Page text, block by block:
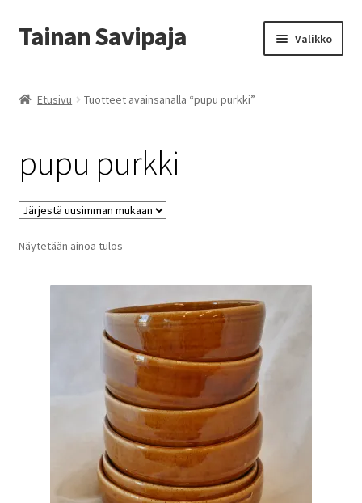
Siirry
navigointiin
Siirry
sisältöön
Tainan Savipaja Valikko
Esittely ja Yhteystiedot
Kädentaidon kurssit
Kauppa
Savipajan kivijalkakauppa
Tietosuojaseloste
Etusivu Tuotteet avainsanalla “pupu purkki”
pupu purkki
Näytetään ainoa tulos